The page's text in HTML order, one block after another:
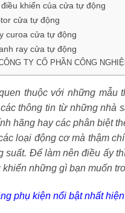
điều khiển của cửa tự động
cửa tự động
curoa cửa tự động
ray cửa tự động
TY CỔ PHẦN CÔNG
thuộc với những mẫu
thông tin từ những nhà
hãng hay các phân biệt
loại động cơ mà thậm
suất. Để làm nên điều ấy
khiển những gì bạn muốn
phụ kiện nổi bật nhất